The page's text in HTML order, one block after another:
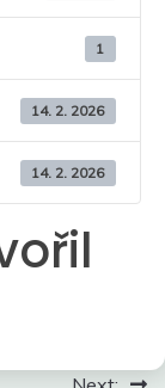
1
14. 2. 2026
14. 2. 2026